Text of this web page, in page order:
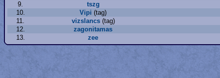
9.
tszg
10.
Vipi (tag)
11.
vizslancs(tag)
12.
zagonitamas
13.
zee